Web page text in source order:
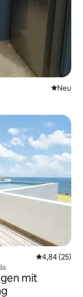
Neue
Neu
4,84 (25)
mit